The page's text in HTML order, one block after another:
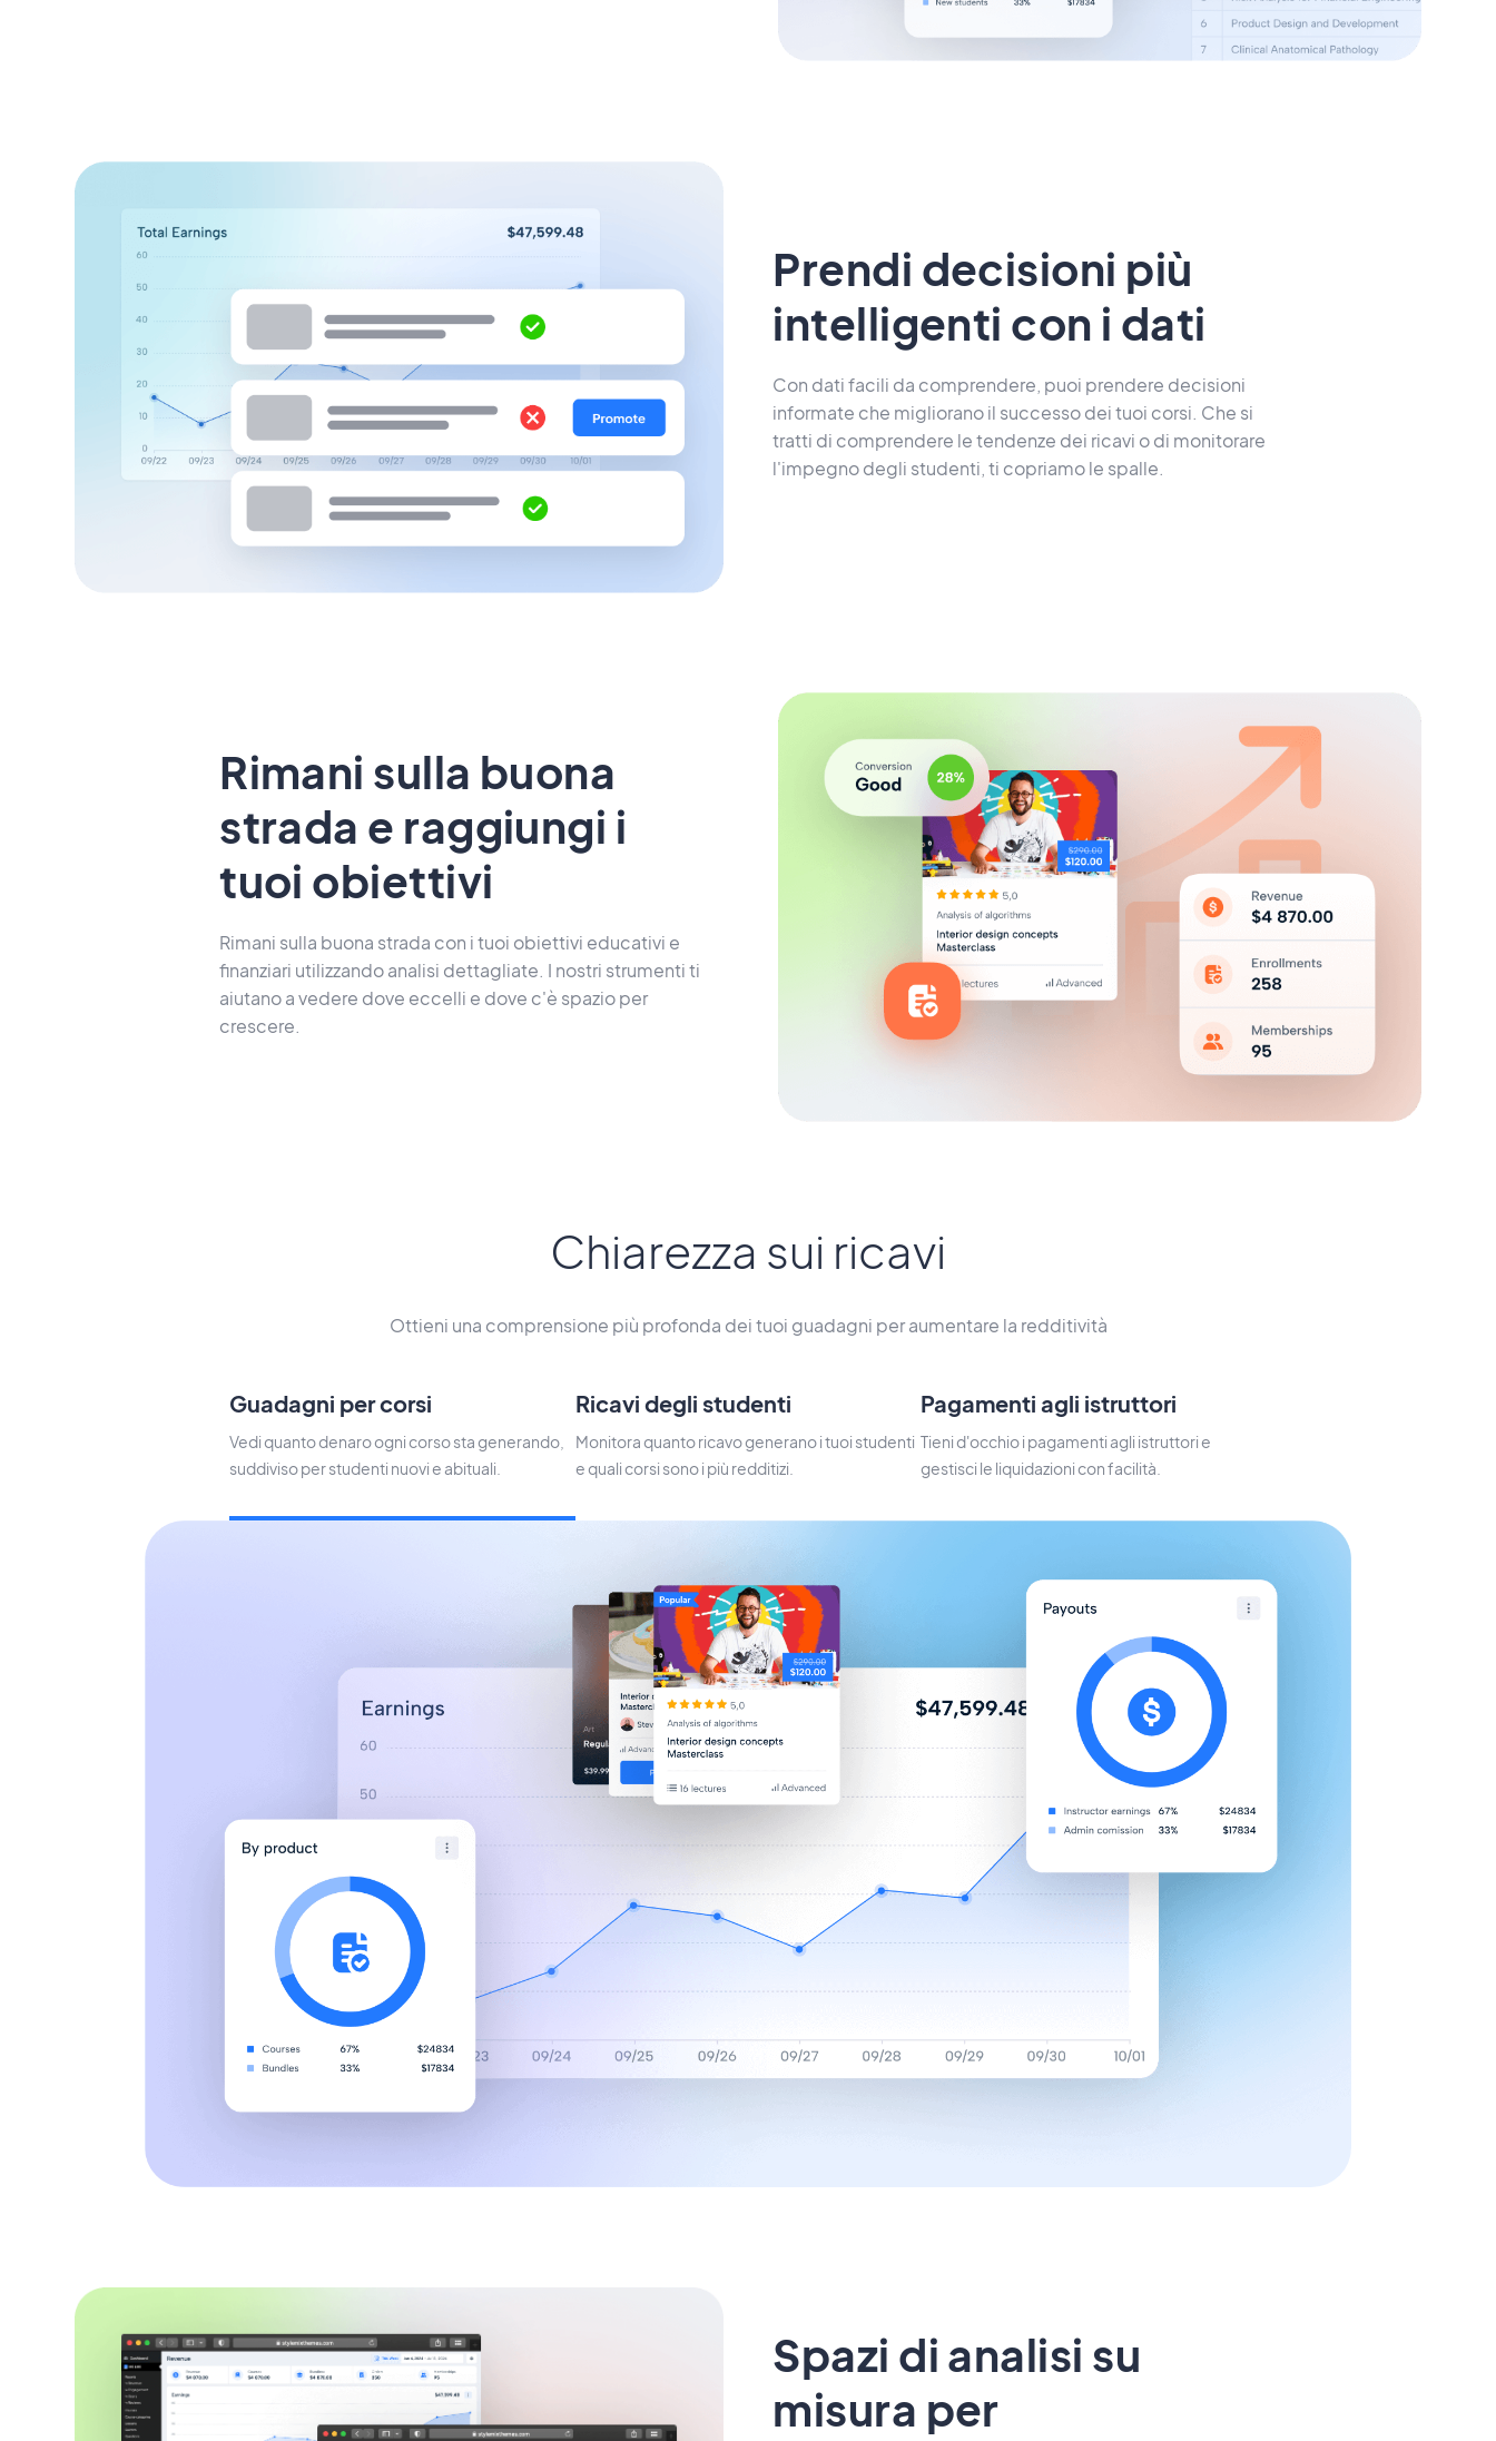
Prendi decisioni più
intelligenti con i dati
Con dati facili da comprendere, puoi prendere decisioni
informate che migliorano il successo dei tuoi corsi. Che si
tratti di comprendere le tendenze dei ricavi o di monitorare
l'impegno degli studenti, ti copriamo le spalle.
Rimani sulla buona
strada e raggiungi i
tuoi obiettivi
Rimani sulla buona strada con i tuoi obiettivi educativi e
finanziari utilizzando analisi dettagliate. I nostri strumenti ti
aiutano a vedere dove eccelli e dove c'è spazio per
crescere.
Chiarezza sui ricavi
Ottieni una comprensione più profonda dei tuoi guadagni per aumentare la redditività
Guadagni per corsi
Vedi quanto denaro ogni corso sta generando,
suddiviso per studenti nuovi e abituali.
Ricavi degli studenti
Monitora quanto ricavo generano i tuoi studenti
e quali corsi sono i più redditizi.
Pagamenti agli istruttori
Tieni d'occhio i pagamenti agli istruttori e
gestisci le liquidazioni con facilità.
Spazi di analisi su
misura per